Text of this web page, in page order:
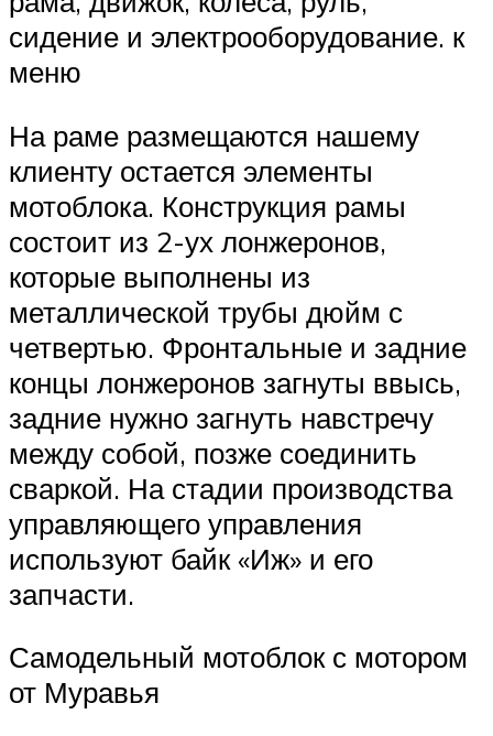
сидение и электрооборудование. к
меню
На раме размещаются нашему
клиенту остается элементы
мотоблока. Конструкция рамы
состоит из 2-ух лонжеронов,
которые выполнены из
металлической трубы дюйм с
четвертью. Фронтальные и задние
концы лонжеронов загнуты ввысь,
задние нужно загнуть навстречу
между собой, позже соединить
сваркой. На стадии производства
управляющего управления
используют байк «Иж» и его
запчасти.
Самодельный мотоблок с мотором
от Муравья